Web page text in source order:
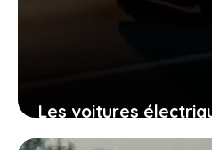
Les voitures
dans la course au